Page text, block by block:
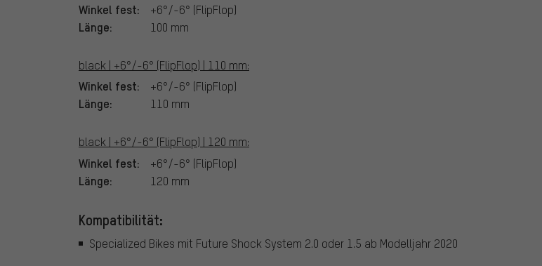
Winkel fest: +6°/-6° (FlipFlop)
Länge: 100 mm
black | +6°/-6° (FlipFlop) | 110 mm:
Winkel fest: +6°/-6° (FlipFlop)
Länge: 110 mm
black | +6°/-6° (FlipFlop) | 120 mm:
Winkel fest: +6°/-6° (FlipFlop)
Länge: 120 mm
Kompatibilität:
Specialized Bikes mit Future Shock System 2.0 oder 1.5 ab Modelljahr 2020